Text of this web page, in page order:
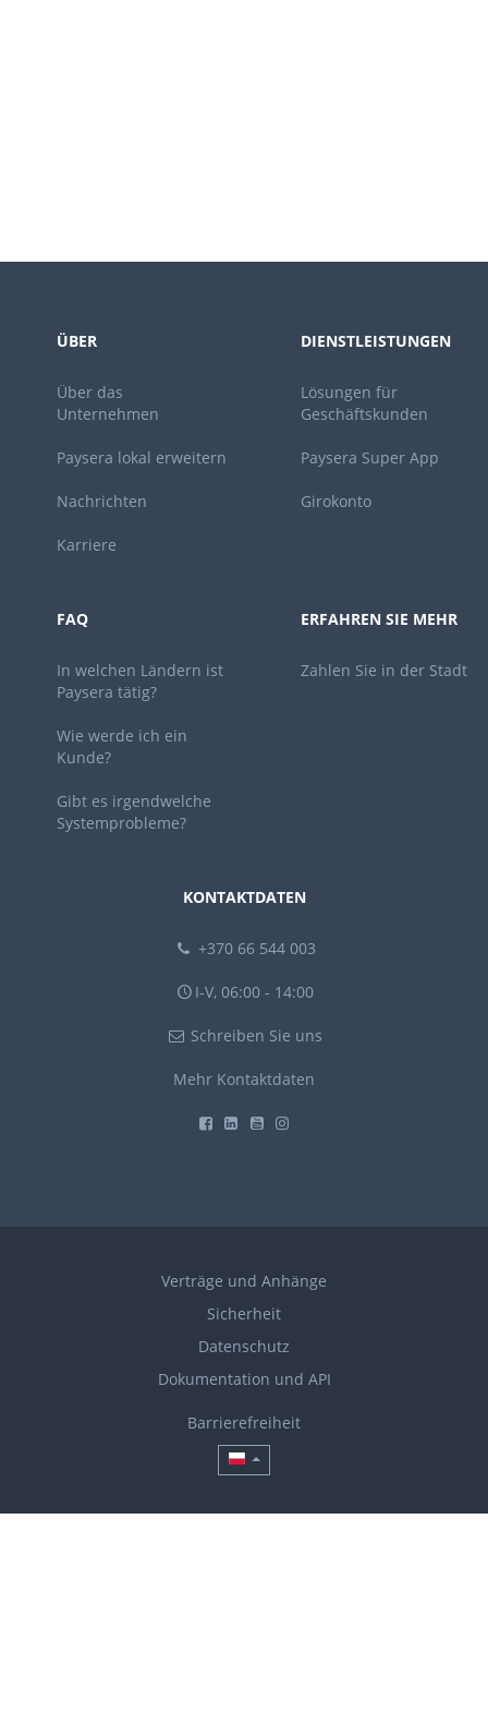
ÜBER
Über das
Unternehmen
Paysera lokal erweitern
Nachrichten
Karriere
DIENSTLEISTUNGEN
Lösungen für
Geschäftskunden
Paysera Super App
Girokonto
FAQ
In welchen Ländern ist
Paysera tätig?
Wie werde ich ein
Kunde?
Gibt es irgendwelche
Systemprobleme?
ERFAHREN SIE MEHR
Zahlen Sie in der Stadt
KONTAKTDATEN
+370 66 544 003
I-V, 06:00 - 14:00
Schreiben Sie uns
Mehr Kontaktdaten
Verträge und Anhänge
Sicherheit
Datenschutz
Dokumentation und API
Barrierefreiheit